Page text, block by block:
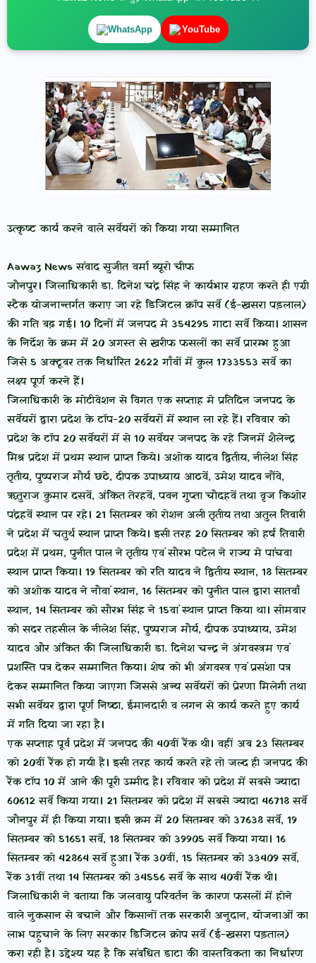
WhatsApp YouTube
उत्कृष्ट कार्य करने वाले सर्वेयरों को किया गया सम्मानित
Aawaz News संवाद सुजीत वर्मा ब्यूरो चीफ
जौनपुर। जिलाधिकारी डा. दिनेश चंद्र सिंह ने कार्यभार ग्रहण करते ही एग्री
स्टैक योजनान्तर्गत कराए जा रहे डिजिटल क्रॉप सर्वे (ई-खसरा पड़लाल)
की गति बढ़ गई। 10 दिनों में जनपद मे 354295 गाटा सर्वे किया। शासन
के निर्देश के क्रम में 20 अगस्त से खरीफ फसलों का सर्वे प्रारम्भ हुआ
जिसे 5 अक्टूबर तक निर्धारित 2622 गाँवों में कुल 1733553 सर्वे का
लक्ष्य पूर्ण करने हैं।
जिलाधिकारी के मोटीवेशन से विगत एक सप्ताह मे प्रतिदिन जनपद के
सर्वेयरों द्वारा प्रदेश के टॉप-20 सर्वेयरों में स्थान ला रहे हैं। रविवार को
प्रदेश के टॉप 20 सर्वेयरों में से 10 सर्वेयर जनपद के रहे जिनमें शैलेन्द्र
मिश्र प्रदेश में प्रथम स्थान प्राप्त किये। अशोक यादव द्वितीय, नीलेश सिंह
तृतीय, पुष्पराज मौर्य छठे, दीपक उपाध्याय आठवें, उमेश यादव नौंवे,
ऋतुराज कुमार दसवें, अंकित तेरहवें, पवन गुप्ता चौदहवें तथा वृज किशोर
पंद्रहवें स्थान पर रहे। 21 सितम्बर को रोशन अली तृतीय तथा अतुल तिवारी
ने प्रदेश में चतुर्थ स्थान प्राप्त किये। इसी तरह 20 सितम्बर को हर्ष तिवारी
प्रदेश में प्रथम, पुनीत पाल ने तृतीय एवं सौरभ पटेल ने राज्य मे पांचवा
स्थान प्राप्त किया। 19 सितम्बर को रति यादव ने द्वितीय स्थान, 18 सितम्बर
को अशोक यादव ने नौवां स्थान, 16 सितम्बर को पुनीत पाल द्वारा सातवाँ
स्थान, 14 सितम्बर को सौरभ सिंह ने 15वां स्थान प्राप्त किया था। सोमवार
को सदर तहसील के नीलेश सिंह, पुष्पराज मौर्य, दीपक उपाध्याय, उमेश
यादव और अंकित की जिलाधिकारी डा. दिनेश चन्द्र ने अंगवस्त्रम एवं
प्रशस्ति पत्र देकर सम्मानित किया। शेष को भी अंगवस्त्र एवं प्रसंशा पत्र
देकर सम्मानित किया जाएगा जिससे अन्य सर्वेयरों को प्रेरणा मिलेगी तथा
सभी सर्वेयर द्वारा पूर्ण निष्ठा, ईमानदारी व लगन से कार्य करते हुए कार्य
में गति दिया जा रहा है।
एक सप्ताह पूर्व प्रदेश में जनपद की 40वीं रैंक थी। वहीं अब 23 सितम्बर
को 20वीं रैंक हो गयी है। इसी तरह कार्य करते रहे तो जल्द ही जनपद की
रैंक टॉप 10 में आने की पूरी उम्मीद है। रविवार को प्रदेश में सबसे ज्यादा
60612 सर्वे किया गया। 21 सितम्बर को प्रदेश में सबसे ज्यादा 46718 सर्वे
जौनपुर में ही किया गया। इसी क्रम में 20 सितम्बर को 37638 सर्वे, 19
सितम्बर को 51651 सर्वे, 18 सितम्बर को 39905 सर्वे किया गया। 16
सितम्बर को 42864 सर्वे हुआ। रैंक 30वीं, 15 सितम्बर को 33409 सर्वे,
रैंक 31वीं तथा 14 सितम्बर को 34556 सर्वे के साथ 40वीं रैंक थी।
जिलाधिकारी ने बताया कि जलवायु परिवर्तन के कारण फसलों में होने
वाले नुकसान से बचाने और किसानों तक सरकारी अनुदान, योजनाओं का
लाभ पहुचाने के लिए सरकार डिजिटल क्रोप सर्वे (ई-खसरा पड़ताल)
करा रही है। उद्देश्य यह है कि संबंधित डाटा की वास्तविकता का निर्धारण